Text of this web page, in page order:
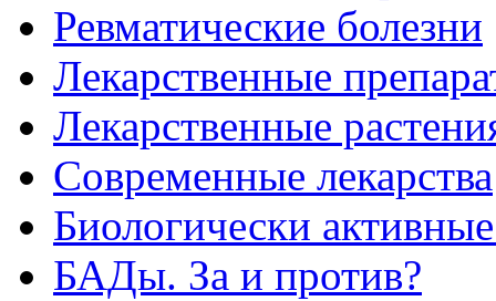
Ревматические болезни
Лекарственные
Лекарственные
Современные лекарства
Биологически
БАДы. За и против?